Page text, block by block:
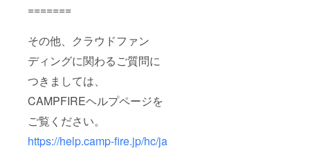
=======
その他、クラウドファン
ディングに関わるご質問に
つきましては、
CAMPFIREヘルプページを
ご覧ください。
https://help.camp-fire.jp/hc/ja